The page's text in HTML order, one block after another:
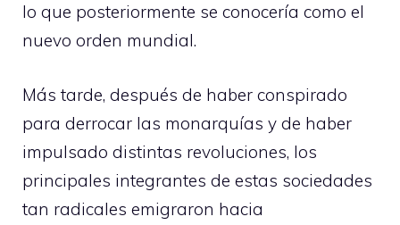
lo que posteriormente se conocería como el
nuevo orden mundial.
Más tarde, después de haber conspirado
para derrocar las monarquías y de haber
impulsado distintas revoluciones, los
principales integrantes de estas sociedades
tan radicales emigraron hacia